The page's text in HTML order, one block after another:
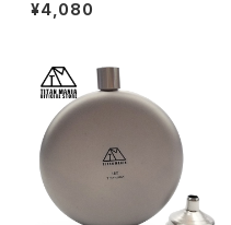
スポーツボトル マグボトル 直飲
バー付き
¥4,080